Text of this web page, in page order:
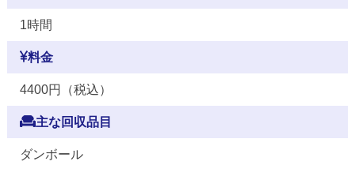
1時間
料金
4400円（税込）
主な回収品目
ダンボール